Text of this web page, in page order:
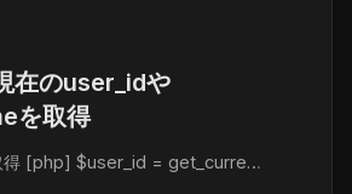
在のuser_idや
を取得
得 [php] $user_id = get_curre…